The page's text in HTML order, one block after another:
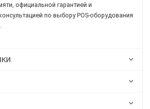
официальной гарантией и
по выбору POS-оборудования